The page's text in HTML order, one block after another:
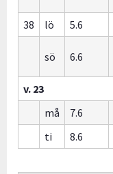
38
lö 5.6
sö 6.6
v. 23
må
7.6
ti
8.6